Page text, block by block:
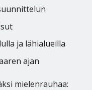
ja lähialueilla
ajan
mielenrauhaa: